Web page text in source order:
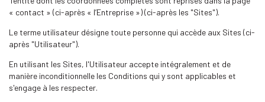
« contact » (ci-après « l’Entreprise ») (ci-après les "Sites").
Le terme utilisateur désigne toute personne qui accède aux Sites (ci-
après "Utilisateur").
En utilisant les Sites, l'Utilisateur accepte intégralement et de
manière inconditionnelle les Conditions qui y sont applicables et
s'engage à les respecter.